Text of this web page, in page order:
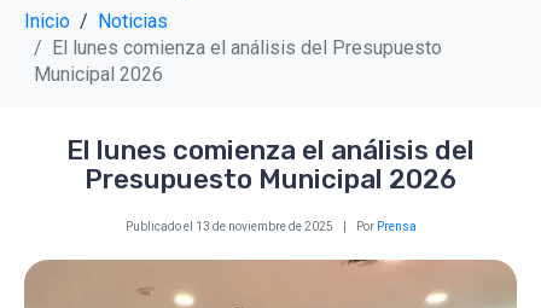
Inicio
Noticias
El lunes comienza el análisis del Presupuesto
Municipal 2026
El lunes comienza el análisis del
Presupuesto Municipal 2026
Publicado el 13 de noviembre de 2025 Por Prensa